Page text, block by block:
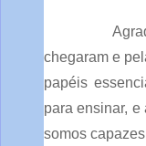
chegaram e
papéis
para ensinar,
somos